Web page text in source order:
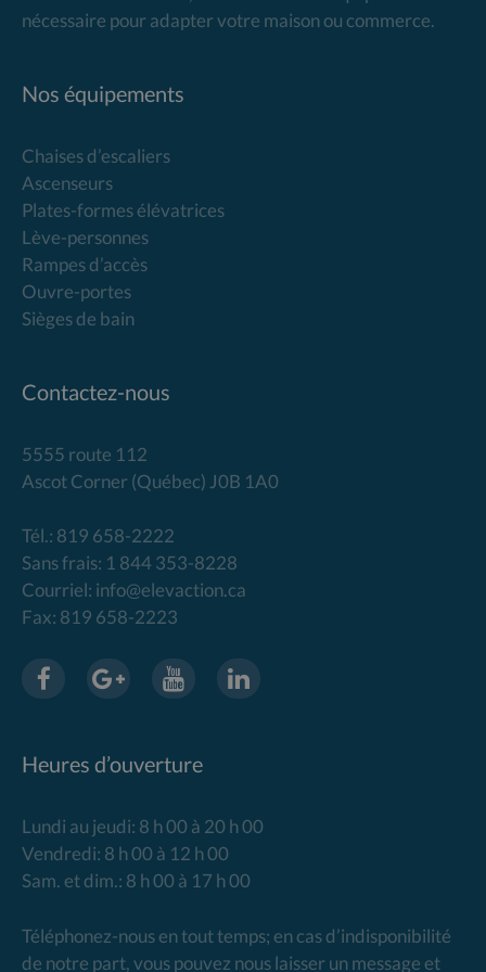
nécessaire pour adapter votre maison ou commerce.
Nos équipements
Chaises d’escaliers
Ascenseurs
Plates-formes élévatrices
Lève-personnes
Rampes d’accès
Ouvre-portes
Sièges de bain
Contactez-nous
5555 route 112
Ascot Corner (Québec) J0B 1A0
Tél.: 819 658-2222
Sans frais: 1 844 353-8228
Courriel: info@elevaction.ca
Fax: 819 658-2223
Heures d’ouverture
Lundi au jeudi: 8 h 00 à 20 h 00
Vendredi: 8 h 00 à 12 h 00
Sam. et dim.: 8 h 00 à 17 h 00
Téléphonez-nous en tout temps; en cas d’indisponibilité
de notre part, vous pouvez nous laisser un message et